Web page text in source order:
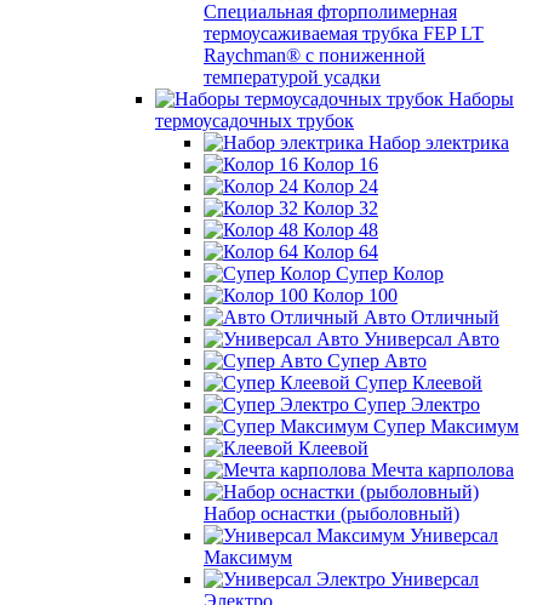
Специальная фторполимерная
термоусаживаемая трубка FEP LT
Raychman® с пониженной
температурой усадки
Наборы
термоусадочных трубок
Набор электрика
Колор 16
Колор 24
Колор 32
Колор 48
Колор 64
Супер Колор
Колор 100
Авто Отличный
Универсал Авто
Супер Авто
Супер Клеевой
Супер Электро
Супер Максимум
Клеевой
Мечта карполова
Набор оснастки (рыболовный)
Универсал
Максимум
Универсал
Электро